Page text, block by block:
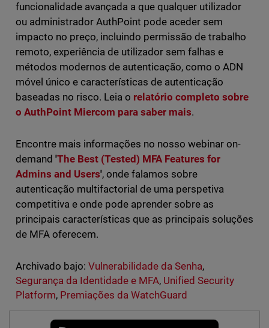
funcionalidade avançada a que qualquer utilizador
ou administrador AuthPoint pode aceder sem
impacto no preço, incluindo permissão de trabalho
remoto, experiência de utilizador sem falhas e
métodos modernos de autenticação, como o ADN
móvel único e características de autenticação
baseadas no risco. Leia o relatório completo sobre
o AuthPoint Miercom para saber mais.
Encontre mais informações no nosso webinar on-
demand 'The Best (Tested) MFA Features for
Admins and Users', onde falamos sobre
autenticação multifactorial de uma perspetiva
competitiva e onde pode aprender sobre as
principais características que as principais soluções
de MFA oferecem.
Archivado bajo: Vulnerabilidade da Senha,
Segurança da Identidade e MFA, Unified Security
Platform, Premiações da WatchGuard